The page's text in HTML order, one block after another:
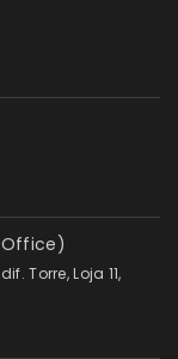
Office)
Torre, Loja 11,